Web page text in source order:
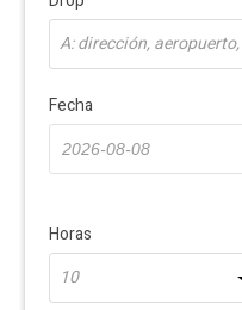
A: dirección,
Fecha
Horas
10